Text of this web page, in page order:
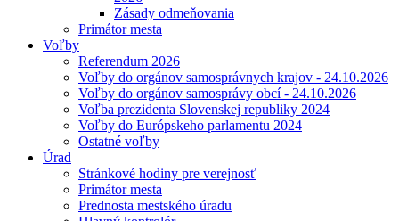
Zásady odmeňovania
Primátor mesta
Voľby
Referendum 2026
Voľby do orgánov samosprávnych krajov - 24.10.2026
Voľby do orgánov samosprávy obcí - 24.10.2026
Voľba prezidenta Slovenskej republiky 2024
Voľby do Európskeho parlamentu 2024
Ostatné voľby
Úrad
Stránkové hodiny pre verejnosť
Primátor mesta
Prednosta mestského úradu